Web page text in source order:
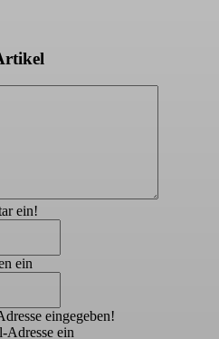
ein!
ein
eingegeben!
Adresse ein